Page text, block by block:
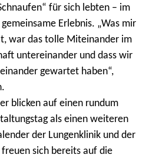
für sich lebten – im
Erlebnis. „Was mir
war das tolle Miteinander im
untereinander und dass wir
gewartet haben“,
blicken auf einen rundum
als einen weiteren
der Lungenklinik und der
sich bereits auf die